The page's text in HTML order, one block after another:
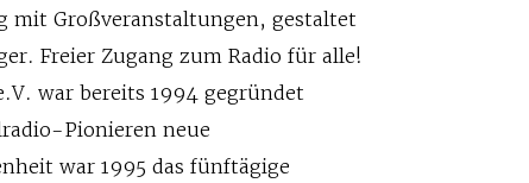
mit Großveranstaltungen, gestaltet
Freier Zugang zum Radio für alle!
war bereits 1994 gegründet
Pionieren neue
war 1995 das fünftägige